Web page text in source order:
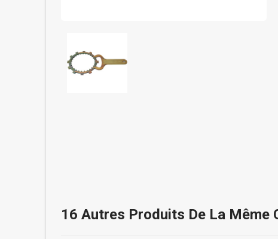
16 Autres Produits De La Même